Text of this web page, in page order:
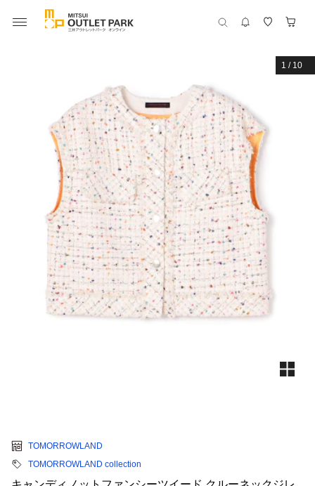
1 / 10
TOMORROWLAND
TOMORROWLAND collection